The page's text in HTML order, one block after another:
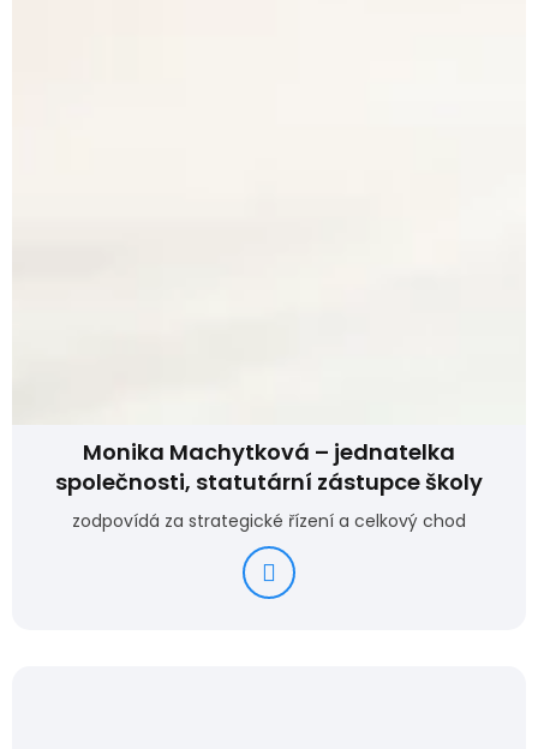
Monika Machytková – jednatelka
společnosti, statutární zástupce školy
zodpovídá za strategické řízení a celkový chod